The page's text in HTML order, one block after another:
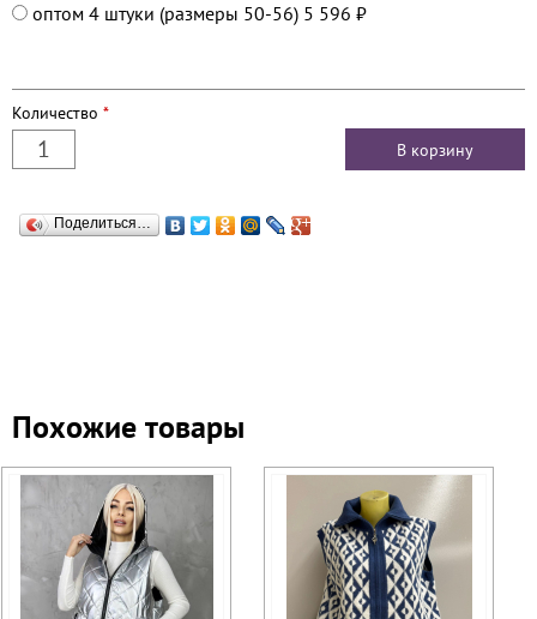
оптом 4 штуки (размеры 50-56) 5 596 ₽
Количество *
Поделиться…
Похожие товары